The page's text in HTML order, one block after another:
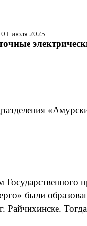
01 июля 2025
были
Райчихинске.